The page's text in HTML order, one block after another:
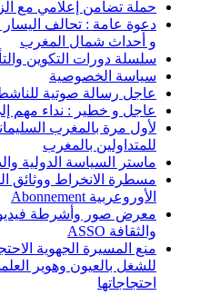
حملة تضامن إعلامي مع
دعوة عامة : تحالف
و أحداث شمال المغرب
سلسلة دورات التكوين
سياسة الخصوصية
عاجل رسالة صوتية
عاجل و خطير : نداء مهم
لأول مرة بالمغرب
للمتداولين بالمغرب
ماستر السياسة الدولية
مسطرة الانخراط ووثائق
الأوروعربية Abonnement
معرض صور وأشرطة فيديو
والثقافة ASSO
منع المسيرة الجهوية
للشغل بالعيون وهوير
احتجاجاتها